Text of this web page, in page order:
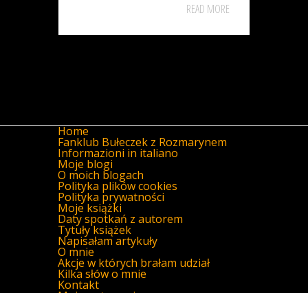
READ MORE
Home
Fanklub Bułeczek z Rozmarynem
Informazioni in italiano
Moje blogi
O moich blogach
Polityka plików cookies
Polityka prywatności
Moje książki
Daty spotkań z autorem
Tytuły książek
Napisałam artykuły
O mnie
Akcje w których brałam udział
Kilka słów o mnie
Kontakt